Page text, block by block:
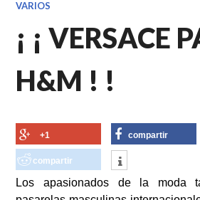
VARIOS
¡ ¡ VERSACE
H&M ! !
+1 compartir
compartir
Los apasionados de la moda